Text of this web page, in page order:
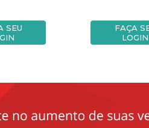
SEU
FAÇA
LOGIN